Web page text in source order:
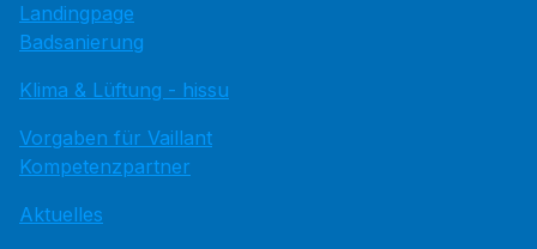
Landingpage
Badsanierung
Klima & Lüftung - hissu
Vorgaben für Vaillant
Kompetenzpartner
Aktuelles